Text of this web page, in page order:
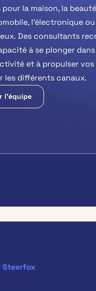
la maison, la
l’électronique ou
Des consultants
à se plonger
et à propulser vos
les différents canaux.
l’équipe
Steerfox